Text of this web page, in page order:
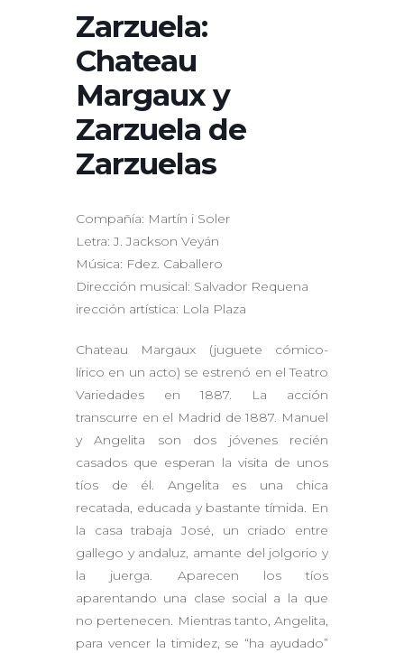
Zarzuela:
Chateau
Margaux y
Zarzuela de
Zarzuelas
Compañía: Martín i Soler
Letra: J. Jackson Veyán
Música: Fdez. Caballero
Dirección musical: Salvador Requena
irección artística: Lola Plaza
Chateau Margaux (juguete cómico-
lírico en un acto) se estrenó en el Teatro
Variedades en 1887. La acción
transcurre en el Madrid de 1887. Manuel
y Angelita son dos jóvenes recién
casados que esperan la visita de unos
tíos de él. Angelita es una chica
recatada, educada y bastante tímida. En
la casa trabaja José, un criado entre
gallego y andaluz, amante del jolgorio y
la juerga. Aparecen los tíos
aparentando una clase social a la que
no pertenecen. Mientras tanto, Angelita,
para vencer la timidez, se “ha ayudado”